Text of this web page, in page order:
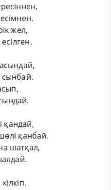
жел,
сынбай.
қандай,
қанбай.
шатқал,